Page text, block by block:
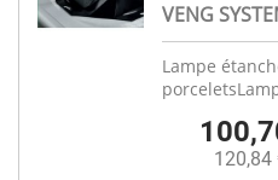
VENG
Lampe
120,84